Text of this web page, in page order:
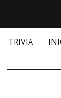
TRIVIA